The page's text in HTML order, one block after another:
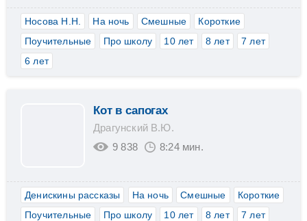
Носова Н.Н. На ночь Смешные
Короткие
Поучительные
Про школу 10 лет 8 лет
7 лет
6 лет
Кот в сапогах
Драгунский В.Ю.
9 838
8:24 мин.
Денискины рассказы На ночь Смешные
Короткие
Поучительные
Про школу 10 лет 8 лет
7 лет